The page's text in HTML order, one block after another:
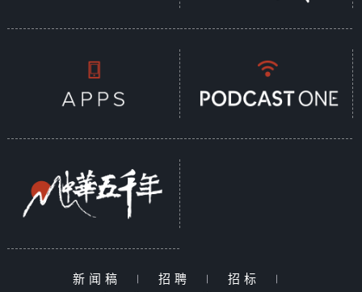
新闻稿 | 招聘 | 招标
|